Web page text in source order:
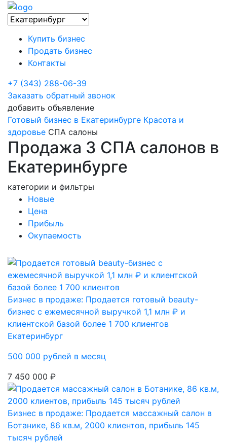
Купить бизнес
Продать бизнес
Контакты
+7 (343) 288-06-39
Заказать обратный звонок
добавить объявление
Готовый бизнес в Екатеринбурге Красота и
здоровье СПА салоны
Продажа 3 СПА салонов в
Екатеринбурге
категории и фильтры
Новые
Цена
Прибыль
Окупаемость
Бизнес в продаже: Продается готовый beauty-
бизнес с ежемесячной выручкой 1,1 млн ₽ и
клиентской базой более 1 700 клиентов
Екатеринбург
500 000 рублей в месяц
7 450 000 ₽
Бизнес в продаже: Продается массажный салон в
Ботанике, 86 кв.м, 2000 клиентов, прибыль 145
тысяч рублей